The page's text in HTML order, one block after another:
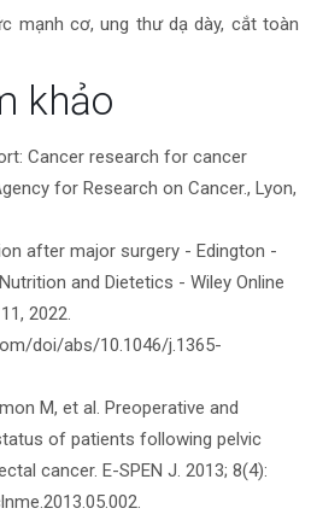
mạnh cơ, ung thư dạ dày, cắt toàn
khảo
Cancer research for cancer
for Research on Cancer., Lyon,
after major surgery - Edington -
and Dietetics - Wiley Online
2022.
doi/abs/10.1046/j.1365-
M, et al. Preoperative and
of patients following pelvic
cancer. E-SPEN J. 2013; 8(4):